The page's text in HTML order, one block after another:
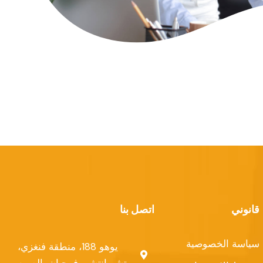
قانوني
سياسة الخصوصية
اتصل بنا
يوهو 188، منطقة فنغزي،